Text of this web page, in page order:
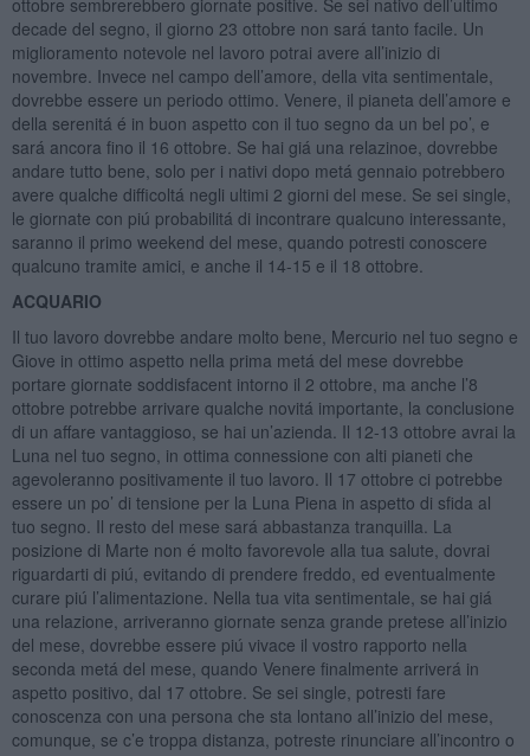
ottobre sembrerebbero giornate positive. Se sei nativo dell’ultimo
decade del segno, il giorno 23 ottobre non sará tanto facile. Un
miglioramento notevole nel lavoro potrai avere all’inizio di
novembre. Invece nel campo dell’amore, della vita sentimentale,
dovrebbe essere un periodo ottimo. Venere, il pianeta dell’amore e
della serenitá é in buon aspetto con il tuo segno da un bel po’, e
sará ancora fino il 16 ottobre. Se hai giá una relazinoe, dovrebbe
andare tutto bene, solo per i nativi dopo metá gennaio potrebbero
avere qualche difficoltá negli ultimi 2 giorni del mese. Se sei single,
le giornate con piú probabilitá di incontrare qualcuno interessante,
saranno il primo weekend del mese, quando potresti conoscere
qualcuno tramite amici, e anche il 14-15 e il 18 ottobre.
ACQUARIO
Il tuo lavoro dovrebbe andare molto bene, Mercurio nel tuo segno e
Giove in ottimo aspetto nella prima metá del mese dovrebbe
portare giornate soddisfacent intorno il 2 ottobre, ma anche l’8
ottobre potrebbe arrivare qualche novitá importante, la conclusione
di un affare vantaggioso, se hai un’azienda. Il 12-13 ottobre avrai la
Luna nel tuo segno, in ottima connessione con alti pianeti che
agevoleranno positivamente il tuo lavoro. Il 17 ottobre ci potrebbe
essere un po’ di tensione per la Luna Piena in aspetto di sfida al
tuo segno. Il resto del mese sará abbastanza tranquilla. La
posizione di Marte non é molto favorevole alla tua salute, dovrai
riguardarti di piú, evitando di prendere freddo, ed eventualmente
curare piú l’alimentazione. Nella tua vita sentimentale, se hai giá
una relazione, arriveranno giornate senza grande pretese all’inizio
del mese, dovrebbe essere piú vivace il vostro rapporto nella
seconda metá del mese, quando Venere finalmente arriverá in
aspetto positivo, dal 17 ottobre. Se sei single, potresti fare
conoscenza con una persona che sta lontano all’inizio del mese,
comunque, se c’e troppa distanza, potreste rinunciare all’incontro o